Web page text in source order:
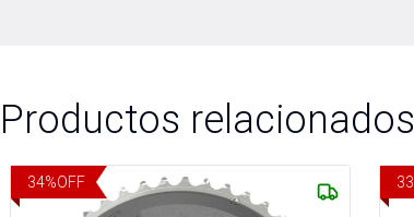
Productos relacionados
34%OFF 33